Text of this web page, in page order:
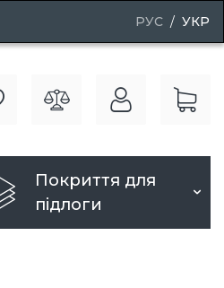
РУС УКР
Покриття для
підлоги